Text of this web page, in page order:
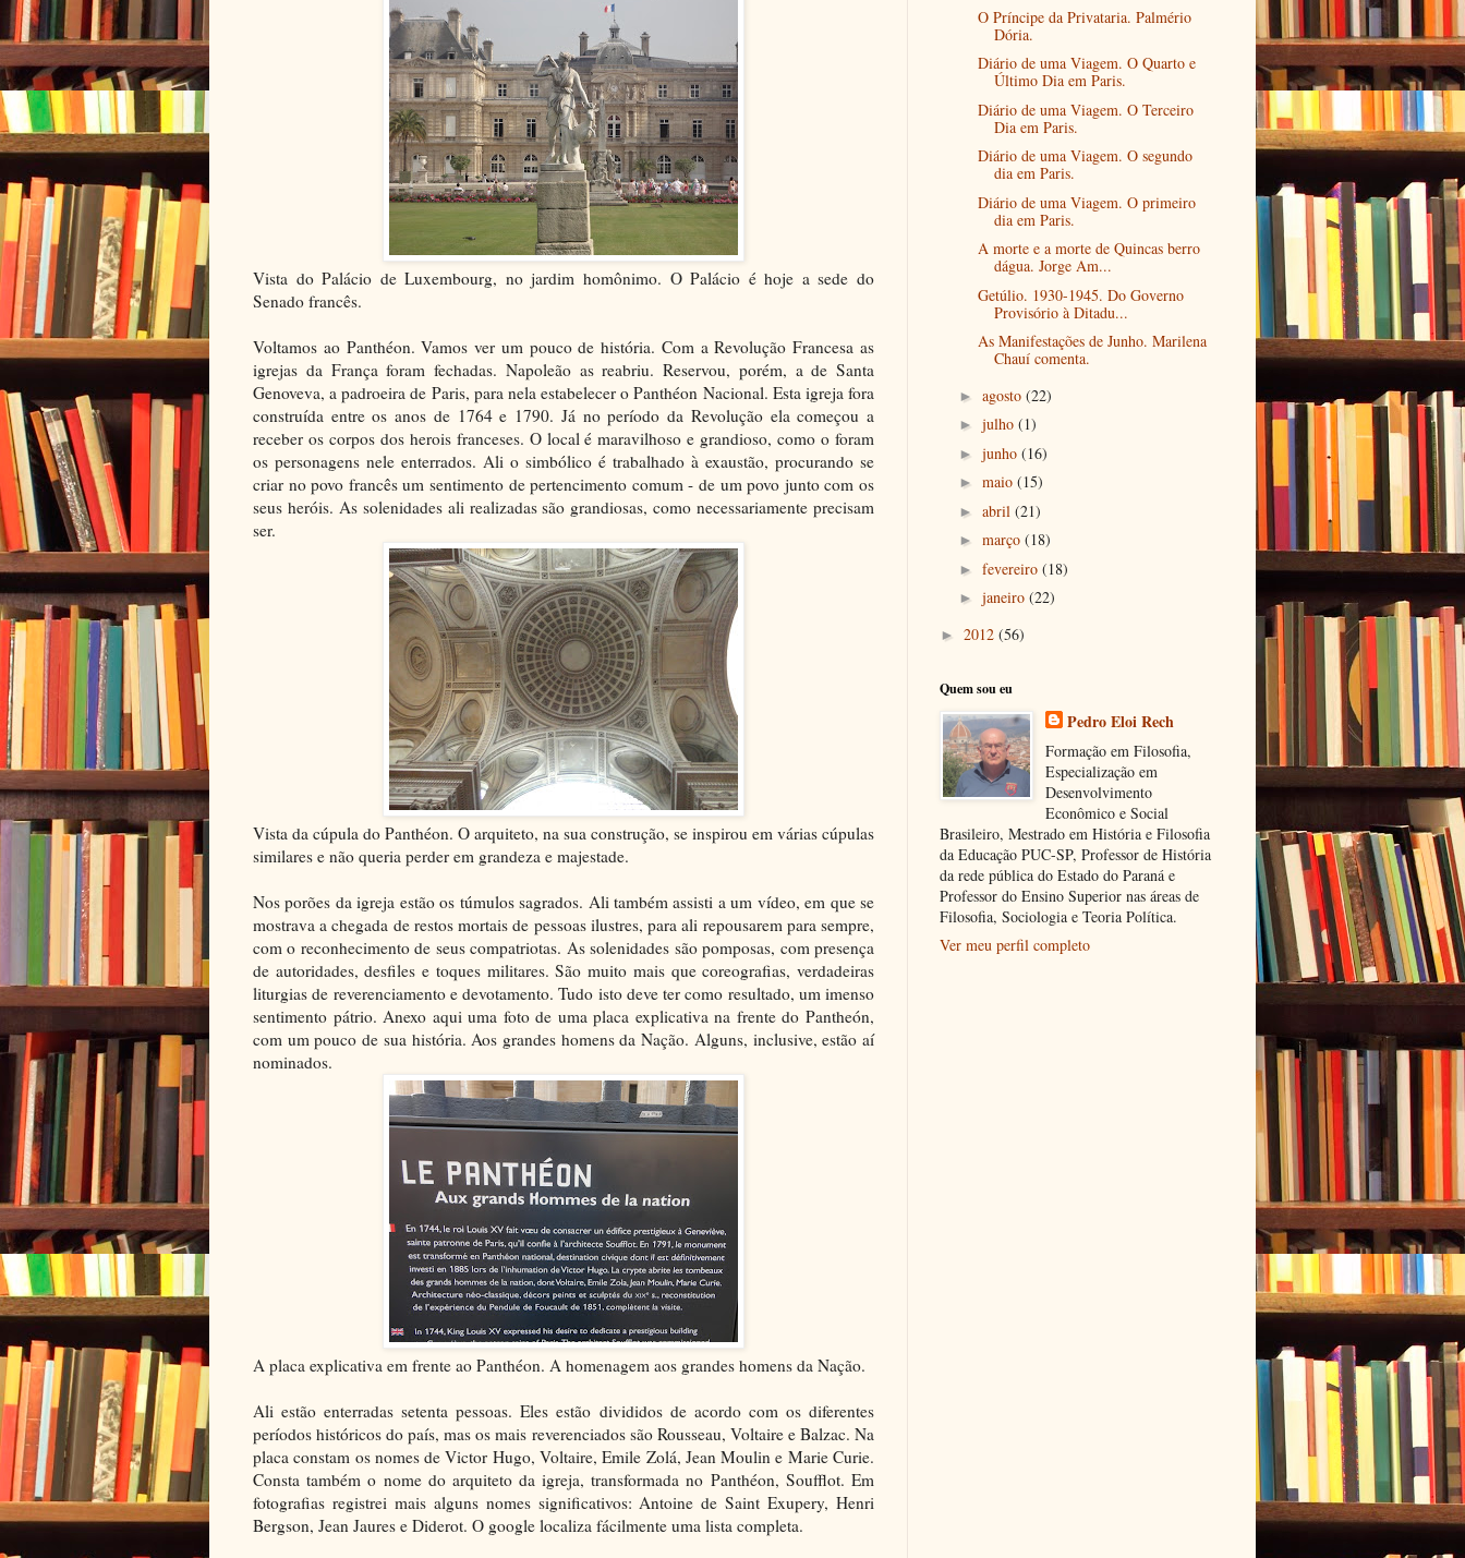
Vista do Palácio de Luxembourg, no jardim homônimo. O Palácio é hoje a sede do
Senado francês.
Voltamos ao Panthéon. Vamos ver um pouco de história. Com a Revolução Francesa as
igrejas da França foram fechadas. Napoleão as reabriu. Reservou, porém, a de Santa
Genoveva, a padroeira de Paris, para nela estabelecer o Panthéon Nacional. Esta igreja fora
construída entre os anos de 1764 e 1790. Já no período da Revolução ela começou a
receber os corpos dos herois franceses. O local é maravilhoso e grandioso, como o foram
os personagens nele enterrados. Ali o simbólico é trabalhado à exaustão, procurando se
criar no povo francês um sentimento de pertencimento comum - de um povo junto com os
seus heróis. As solenidades ali realizadas são grandiosas, como necessariamente precisam
ser.
Vista da cúpula do Panthéon. O arquiteto, na sua construção, se inspirou em várias cúpulas
similares e não queria perder em grandeza e majestade.
Nos porões da igreja estão os túmulos sagrados. Ali também assisti a um vídeo, em que se
mostrava a chegada de restos mortais de pessoas ilustres, para ali repousarem para sempre,
com o reconhecimento de seus compatriotas. As solenidades são pomposas, com presença
de autoridades, desfiles e toques militares. São muito mais que coreografias, verdadeiras
liturgias de reverenciamento e devotamento. Tudo isto deve ter como resultado, um imenso
sentimento pátrio. Anexo aqui uma foto de uma placa explicativa na frente do Pantheón,
com um pouco de sua história. Aos grandes homens da Nação. Alguns, inclusive, estão aí
nominados.
A placa explicativa em frente ao Panthéon. A homenagem aos grandes homens da Nação.
Ali estão enterradas setenta pessoas. Eles estão divididos de acordo com os diferentes
períodos históricos do país, mas os mais reverenciados são Rousseau, Voltaire e Balzac. Na
placa constam os nomes de Victor Hugo, Voltaire, Emile Zolá, Jean Moulin e Marie Curie.
Consta também o nome do arquiteto da igreja, transformada no Panthéon, Soufflot. Em
fotografias registrei mais alguns nomes significativos: Antoine de Saint Exupery, Henri
Bergson, Jean Jaures e Diderot. O google localiza fácilmente uma lista completa.
O Príncipe da Privataria. Palmério
Dória.
Diário de uma Viagem. O Quarto e
Último Dia em Paris.
Diário de uma Viagem. O Terceiro
Dia em Paris.
Diário de uma Viagem. O segundo
dia em Paris.
Diário de uma Viagem. O primeiro
dia em Paris.
A morte e a morte de Quincas berro
dágua. Jorge Am...
Getúlio. 1930-1945. Do Governo
Provisório à Ditadu...
As Manifestações de Junho. Marilena
Chauí comenta.
► agosto (22)
► julho (1)
► junho (16)
► maio (15)
► abril (21)
► março (18)
► fevereiro (18)
► janeiro (22)
► 2012 (56)
Quem sou eu
Pedro Eloi Rech
Formação em Filosofia,
Especialização em
Desenvolvimento
Econômico e Social
Brasileiro, Mestrado em História e Filosofia
da Educação PUC-SP, Professor de História
da rede pública do Estado do Paraná e
Professor do Ensino Superior nas áreas de
Filosofia, Sociologia e Teoria Política.
Ver meu perfil completo